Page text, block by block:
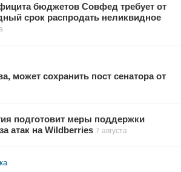
бюджетов Совфед требует от
срок распродать неликвидное
может сохранить пост сенатора от
подготовит меры поддержки
атак на Wildberries 7 августа